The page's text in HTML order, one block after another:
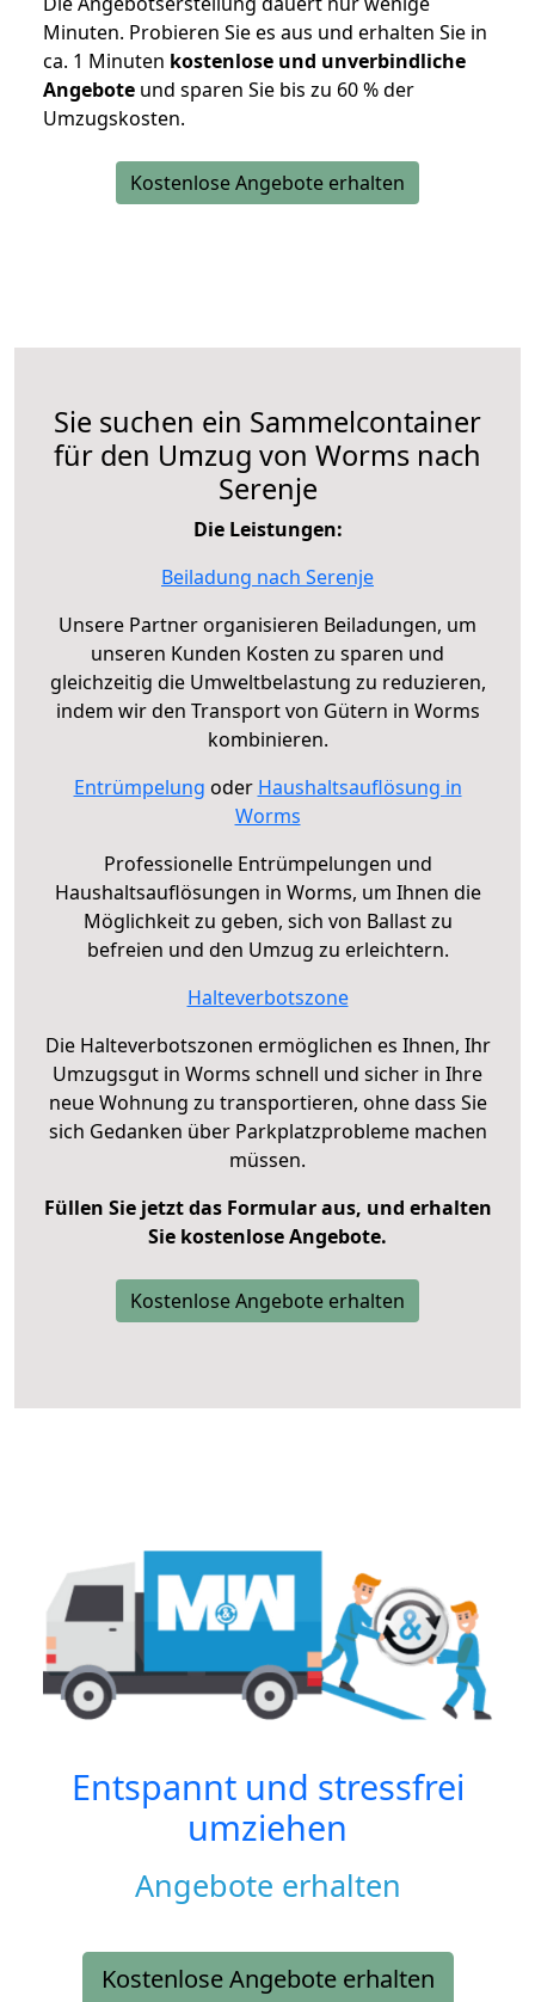
Minuten. Probieren Sie es aus und erhalten Sie in
ca. 1 Minuten kostenlose und unverbindliche
Angebote und sparen Sie bis zu 60 % der
Umzugskosten.
Kostenlose Angebote erhalten
Sie suchen ein Sammelcontainer
für den Umzug von Worms nach
Serenje
Die Leistungen:
Beiladung nach Serenje
Unsere Partner organisieren Beiladungen, um
unseren Kunden Kosten zu sparen und
gleichzeitig die Umweltbelastung zu reduzieren,
indem wir den Transport von Gütern in Worms
kombinieren.
Entrümpelung oder Haushaltsauflösung in
Worms
Professionelle Entrümpelungen und
Haushaltsauflösungen in Worms, um Ihnen die
Möglichkeit zu geben, sich von Ballast zu
befreien und den Umzug zu erleichtern.
Halteverbotszone
Die Halteverbotszonen ermöglichen es Ihnen, Ihr
Umzugsgut in Worms schnell und sicher in Ihre
neue Wohnung zu transportieren, ohne dass Sie
sich Gedanken über Parkplatzprobleme machen
müssen.
Füllen Sie jetzt das Formular aus, und erhalten
Sie kostenlose Angebote.
Kostenlose Angebote erhalten
Entspannt und stressfrei
umziehen
Angebote erhalten
Kostenlose Angebote erhalten